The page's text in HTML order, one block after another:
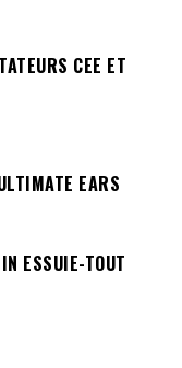
CEE ET
EARS
ESSUIE-TOUT